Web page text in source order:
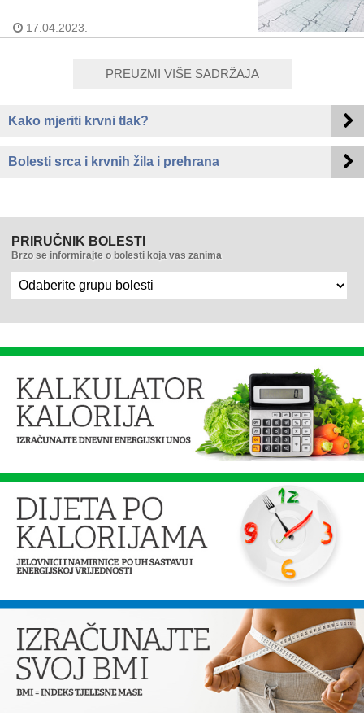
17.04.2023.
PREUZMI VIŠE SADRŽAJA
Kako mjeriti krvni tlak?
Bolesti srca i krvnih žila i prehrana
PRIRUČNIK BOLESTI
Brzo se informirajte o bolesti koja vas zanima